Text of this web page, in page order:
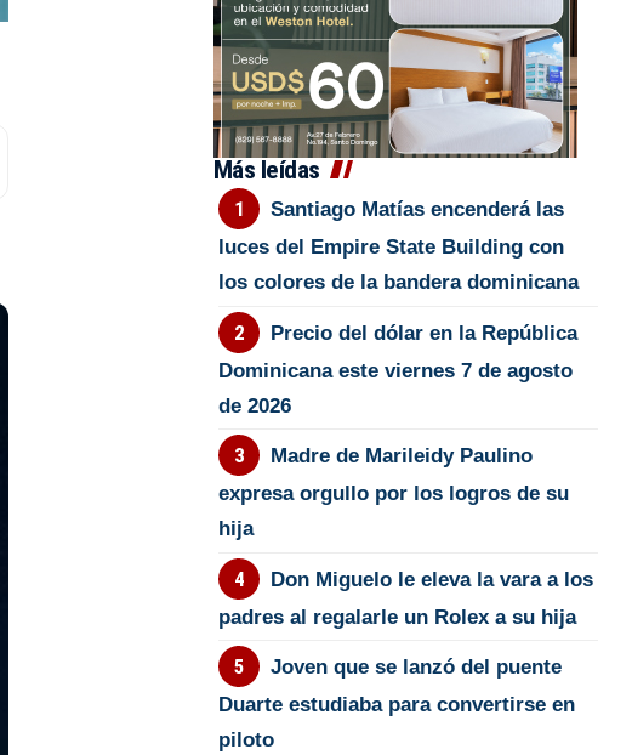
Más leídas
Santiago Matías encenderá las
luces del Empire State Building con
los colores de la bandera dominicana
Precio del dólar en la República
Dominicana este viernes 7 de agosto
de 2026
Madre de Marileidy Paulino
expresa orgullo por los logros de su
hija
Don Miguelo le eleva la vara a los
padres al regalarle un Rolex a su hija
Joven que se lanzó del puente
Duarte estudiaba para convertirse en
piloto